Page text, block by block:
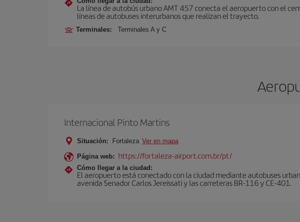
La línea de autobús urbano AMT 457 conecta el aeropuerto con el
líneas de autobuses interurbanos que realizan el trayecto.
Terminales: Terminales A y C
Internacional Pinto Martins
Situación: Fortaleza Ver en mapa
Página web: https://fortaleza-airport.com.br/pt/
Cómo llegar a la ciudad:
El aeropuerto está conectado con la ciudad mediante autobuses
avenida Senador Carlos Jereissati y las carreteras BR-116 y CE-401.